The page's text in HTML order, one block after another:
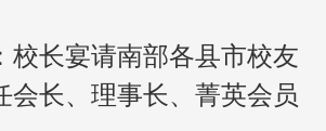
长宴请南部各县市校友
会长、理事长、菁英会员